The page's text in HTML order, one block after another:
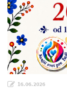
16.06.2026